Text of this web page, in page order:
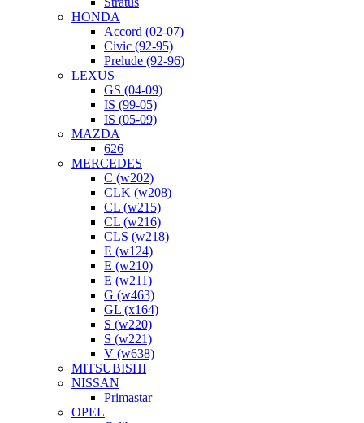
HONDA
Accord (02-07)
Civic (92-95)
Prelude (92-96)
LEXUS
GS (04-09)
IS (99-05)
IS (05-09)
MAZDA
626
MERCEDES
C (w202)
CLK (w208)
CL (w215)
CL (w216)
CLS (w218)
E (w124)
E (w210)
E (w211)
G (w463)
GL (x164)
S (w220)
S (w221)
V (w638)
MITSUBISHI
NISSAN
Primastar
OPEL